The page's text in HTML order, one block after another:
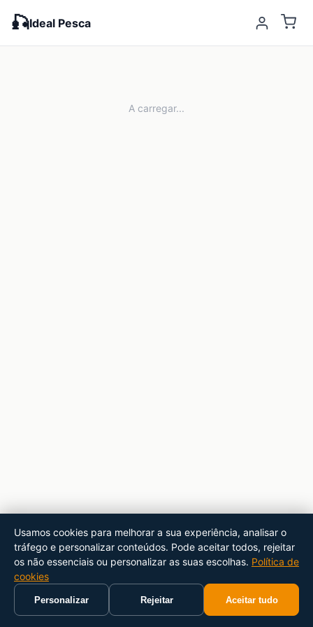
🎣Ideal Pesca
A carregar...
Usamos cookies para melhorar a sua experiência, analisar o
tráfego e personalizar conteúdos. Pode aceitar todos, rejeitar
os não essenciais ou personalizar as suas escolhas. Política de
cookies
Personalizar Rejeitar Aceitar tudo